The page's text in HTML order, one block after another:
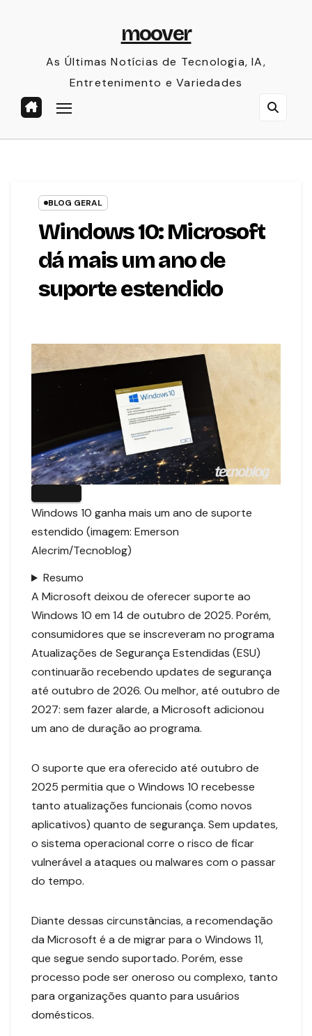
moover
As Últimas Notícias de Tecnologia, IA,
Entretenimento e Variedades
BLOG GERAL
Windows 10: Microsoft
dá mais um ano de
suporte estendido
Windows 10 ganha mais um ano de suporte
estendido (imagem: Emerson
Alecrim/Tecnoblog)
Resumo
A Microsoft deixou de oferecer suporte ao
Windows 10 em 14 de outubro de 2025. Porém,
consumidores que se inscreveram no programa
Atualizações de Segurança Estendidas (ESU)
continuarão recebendo updates de segurança
até outubro de 2026. Ou melhor, até outubro de
2027: sem fazer alarde, a Microsoft adicionou
um ano de duração ao programa.
O suporte que era oferecido até outubro de
2025 permitia que o Windows 10 recebesse
tanto atualizações funcionais (como novos
aplicativos) quanto de segurança. Sem updates,
o sistema operacional corre o risco de ficar
vulnerável a ataques ou malwares com o passar
do tempo.
Diante dessas circunstâncias, a recomendação
da Microsoft é a de migrar para o Windows 11,
que segue sendo suportado. Porém, esse
processo pode ser oneroso ou complexo, tanto
para organizações quanto para usuários
domésticos.